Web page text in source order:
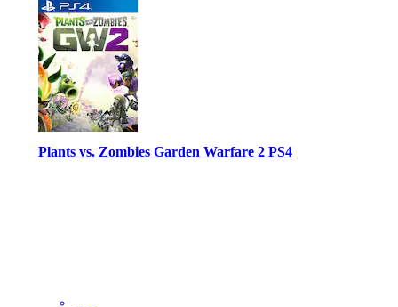
Plants vs. Zombies Garden Warfare 2 PS4